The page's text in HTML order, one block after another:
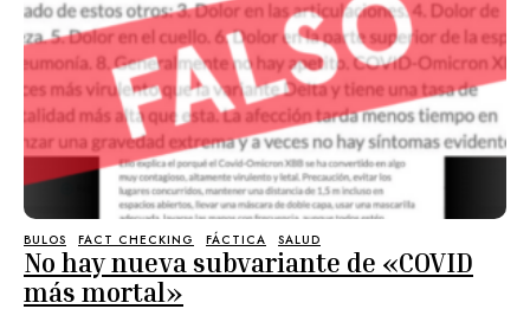
BULOS FACT CHECKING FÁCTICA SALUD
No hay nueva subvariante de «COVID
más mortal»